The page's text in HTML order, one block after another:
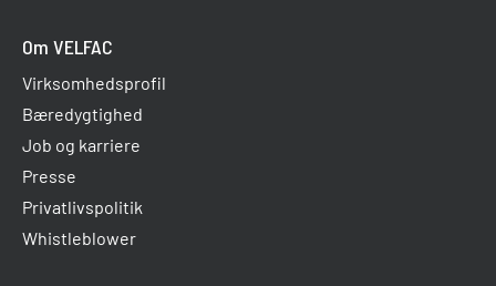
Om VELFAC
Virksomhedsprofil
Bæredygtighed
Job og karriere
Presse
Privatlivspolitik
Whistleblower